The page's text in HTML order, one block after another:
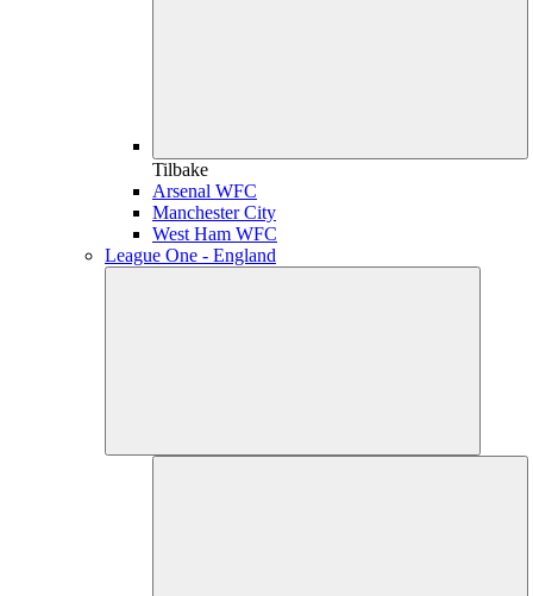
Tilbake
Arsenal WFC
Manchester City
West Ham WFC
League One - England